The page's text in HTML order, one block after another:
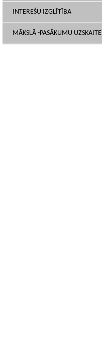
INTEREŠU IZGLĪTĪBA
MĀKSLĀ -PASĀKUMU UZSKAITE